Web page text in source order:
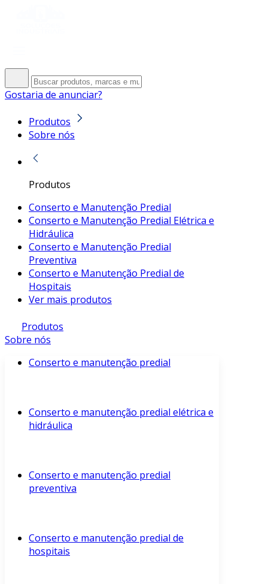
Gostaria de anunciar?
Produtos
Sobre nós
Produtos
Conserto e Manutenção Predial
Conserto e Manutenção Predial Elétrica e
Hidráulica
Conserto e Manutenção Predial
Preventiva
Conserto e Manutenção Predial de
Hospitais
Ver mais produtos
Produtos
Sobre nós
Conserto e manutenção predial
Conserto e manutenção predial elétrica e
hidráulica
Conserto e manutenção predial
preventiva
Conserto e manutenção predial de
hospitais